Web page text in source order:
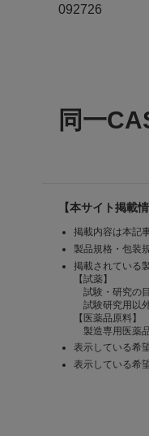
092726
同一
【本サイト掲載
掲載内容は本記
製品規格・包装
掲載されている
【試薬】
試験・研究の
試験研究用以
【医薬品原料】
製造専用医薬
表示している希
表示している希